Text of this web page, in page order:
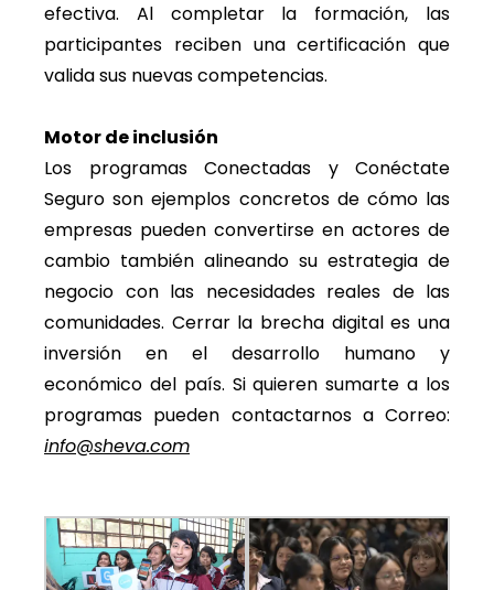
efectiva. Al completar la formación, las
participantes reciben una certificación que
valida sus nuevas competencias.
Motor de inclusión
Los programas Conectadas y Conéctate
Seguro son ejemplos concretos de cómo las
empresas pueden convertirse en actores de
cambio también alineando su estrategia de
negocio con las necesidades reales de las
comunidades. Cerrar la brecha digital es una
inversión en el desarrollo humano y
económico del país. Si quieren sumarte a los
programas pueden contactarnos a Correo:
info@sheva.com